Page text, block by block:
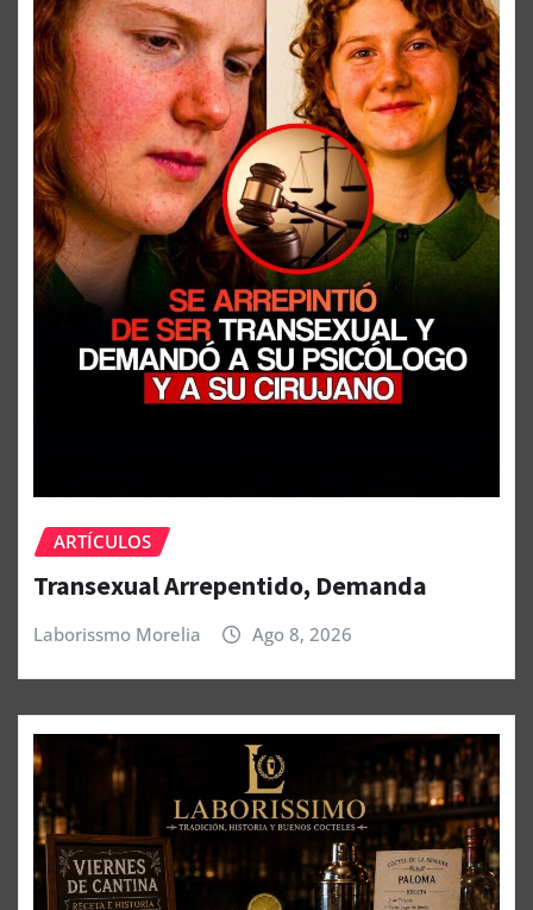
ARTÍCULOS
Transexual Arrepentido, Demanda
Laborissmo Morelia Ago 8, 2026